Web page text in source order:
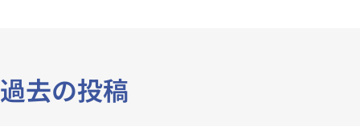
過去の投稿